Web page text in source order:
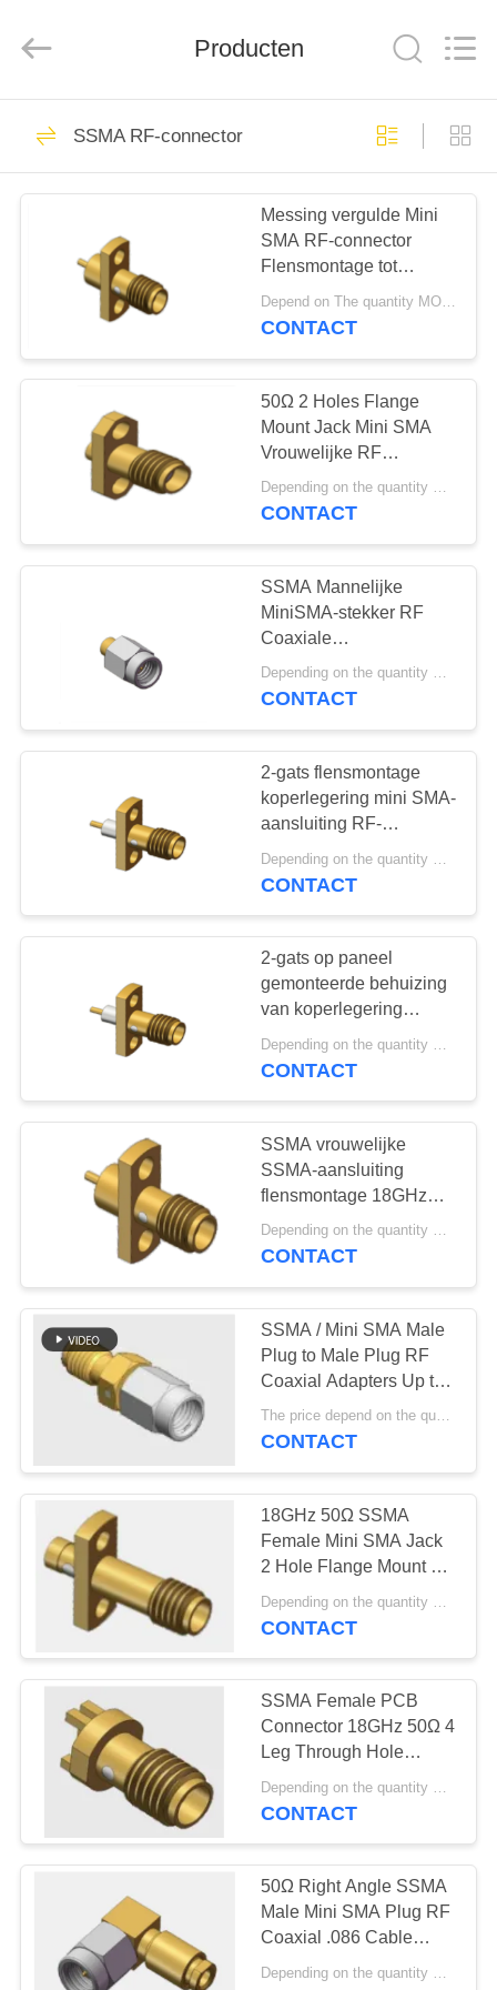
HUIS
PRODUCTEN
ONGEVEER
FABRIEKSREIS
KWALITEITSCONTROLE
CONTACTEER
ONS
VERZOEK
CITAAT
SITEMAP
PRIVACY
POLICY
Electronics
De Schakelaar van
207
De Schakelaar van
SMP rf
236
De Schakelaar van
SMPM rf
1.0mm rf
Schakelaar
1.85mm rf
Schakelaar
2.4mm rf
Schakelaar
40
2.92mm rf
Schakelaar
135
3.5mm rf
Schakelaar
15
Producten
SSMA RF-connector
Messing vergulde Mini
SMA RF-connector
Flensmontage tot
18GHz met behulp van
microgolfcomponenten
Depend on The quantity MOQ:50 stuks
CONTACT
50Ω 2 Holes Flange
Mount Jack Mini SMA
Vrouwelijke RF
Coaxial.086
Kabelconnector 18GHz
Depending on the quantity MOQ:Op voorraad, MOQ 50 voor nieuwe productie
CONTACT
SSMA Mannelijke
MiniSMA-stekker RF
Coaxiale
kabelconnector 18GHz
50Ω Koppeling voor
Depending on the quantity MOQ:Op voorraad, MOQ 50 voor nieuwe productie
CONTACT
2-gats flensmontage
koperlegering mini SMA-
aansluiting RF-
coaxconnector tot 18
GHz
CONTACT
2-gats op paneel
gemonteerde behuizing
van koperlegering
Verguld Mini SMA-
aansluiting RF-
Depending on the quantity MOQ:100 stuks
CONTACT
SSMA vrouwelijke
SSMA-aansluiting
flensmontage 18GHz
VSWR minder dan 1,3
met behulp van een
Depending on the quantity MOQ:op voorraad
CONTACT
SSMA / Mini SMA Male
Plug to Male Plug RF
Coaxial Adapters Up to
18GHz
The price depend on the quantity MOQ:MOQ 50 pieces
CONTACT
18GHz 50Ω SSMA
Female Mini SMA Jack
2 Hole Flange Mount RF
Coaxial Cable
Connector Mating for
CONTACT
SSMA Female PCB
Connector 18GHz 50Ω 4
Leg Through Hole
Solder
Depending on the quantity MOQ:MOQ 50 for new production
CONTACT
50Ω Right Angle SSMA
Male Mini SMA Plug RF
Coaxial .086 Cable
Connector 18GHz
Depending on the quantity MOQ:Op voorraad, MOQ 50 voor nieuwe productie